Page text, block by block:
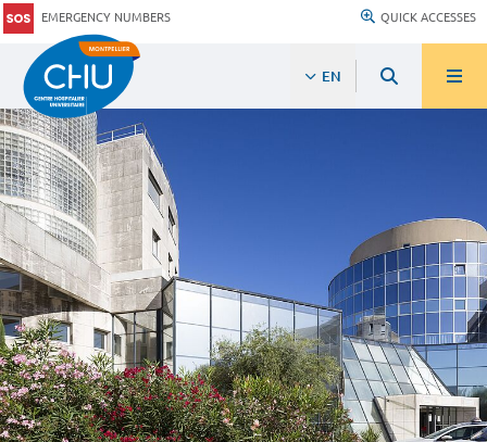
EMERGENCY NUMBERS QUICK ACCESSES
EN